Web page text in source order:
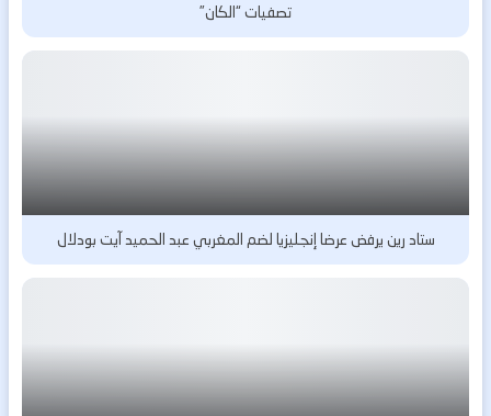
تصفيات “الكان”
ستاد رين يرفض عرضا إنجليزيا لضم المغربي عبد الحميد آيت بودلال